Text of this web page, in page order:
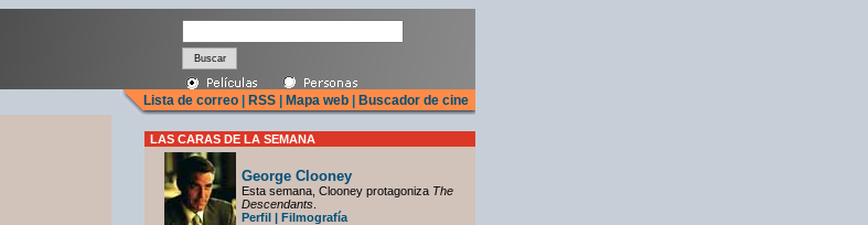
Lista de correo RSS Mapa web Buscador de cine
LAS CARAS DE LA SEMANA
George Clooney
Esta semana, Clooney protagoniza The
Descendants
Perfil | Filmografía